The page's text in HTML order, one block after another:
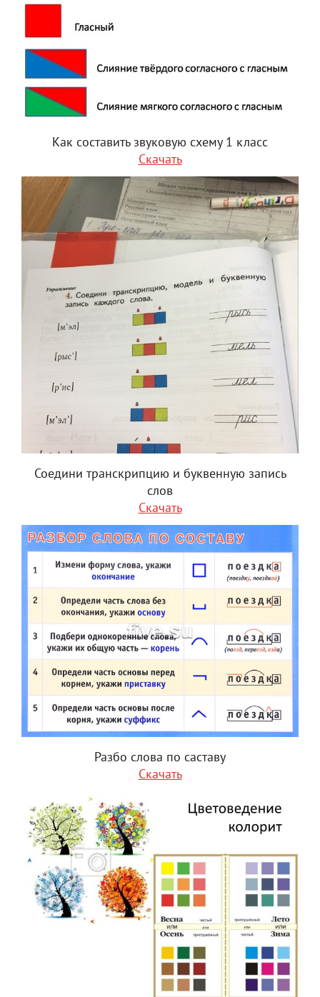
Как составить звуковую схему 1 класс
Скачать
Соедини транскрипцию и буквенную запись
слов
Скачать
Разбо слова по саставу
Скачать